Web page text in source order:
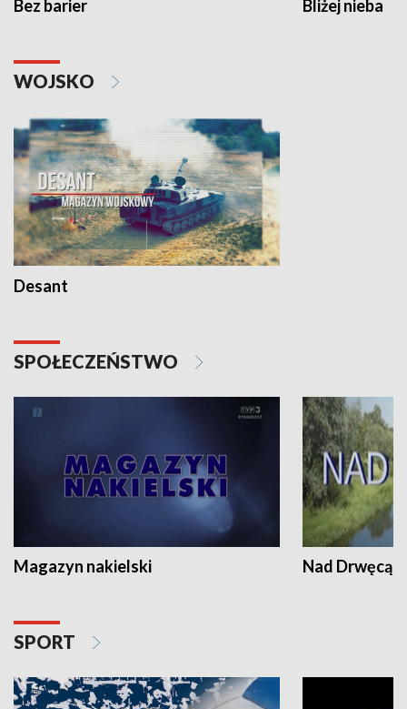
Bez barier Bliżej nieba
WOJSKO
Desant
SPOŁECZEŃSTWO
Magazyn nakielski Nad Drwęcą
SPORT